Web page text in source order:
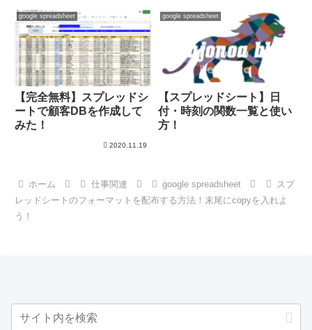
google spreadsheet
【完全無料】スプレッドシ
ートで顧客DBを作成して
みた！
2020.11.19
google spreadsheet
【スプレッドシート】日
付・時刻の関数一覧と使い
方！
ホーム 仕事関連 google spreadsheet
スプ
レッドシートのフォーマットを配布する方法！末尾にcopyを入れよ
う！